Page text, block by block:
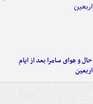
حال و هوای سامرا بعد از ایام
اربعین